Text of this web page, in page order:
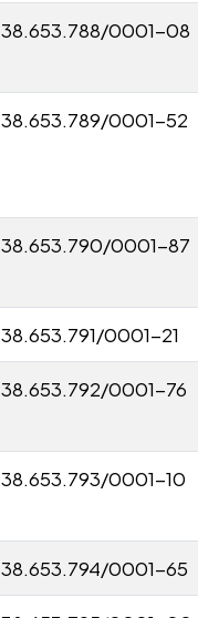
38.653.788/0001-08
38.653.789/0001-52
38.653.790/0001-87
38.653.791/0001-21
38.653.792/0001-76
38.653.793/0001-10
38.653.794/0001-65